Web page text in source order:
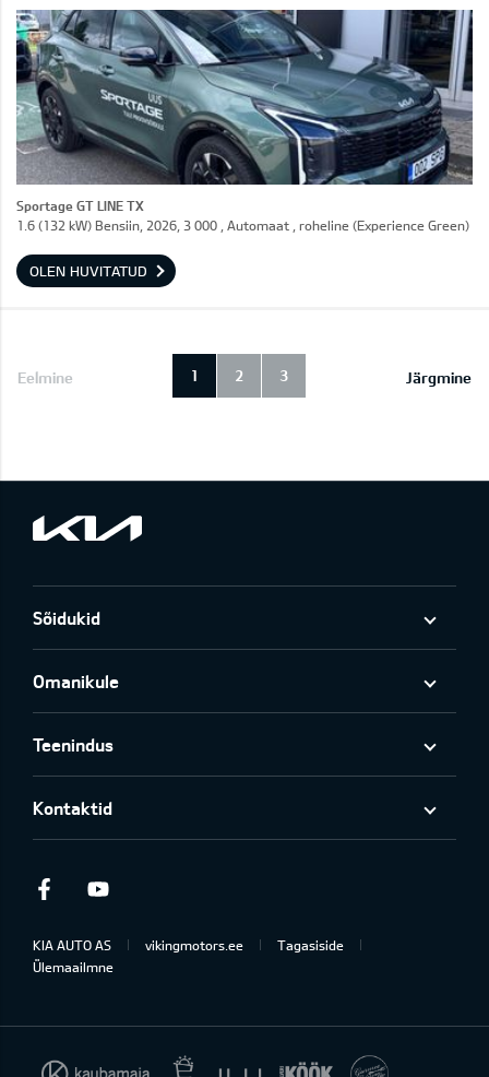
Sportage GT LINE TX
1.6 (132 kW) Bensiin, 2026, 3 000 , Automaat , roheline (Experience Green)
OLEN HUVITATUD
Eelmine Järgmine
1 2 3
Sõidukid
Omanikule
Teenindus
Kontaktid
Facebook
KIA AUTO AS vikingmotors.ee
Tagasiside
Ülemaailmne